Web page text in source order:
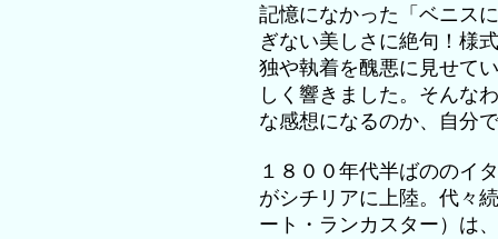
記憶になかった「ベニス
ぎない美しさに絶句！様
独や執着を醜悪に見せて
しく響きました。そんな
な感想になるのか、自分
１８００年代半ばののイ
がシチリアに上陸。代々
ート・ランカスター）は